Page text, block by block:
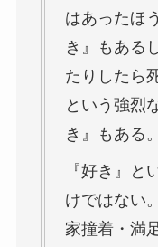
はあったほ
き』もある
たりしたら
という強烈
き』もある。
『好き』と
けではない
家撞着・満